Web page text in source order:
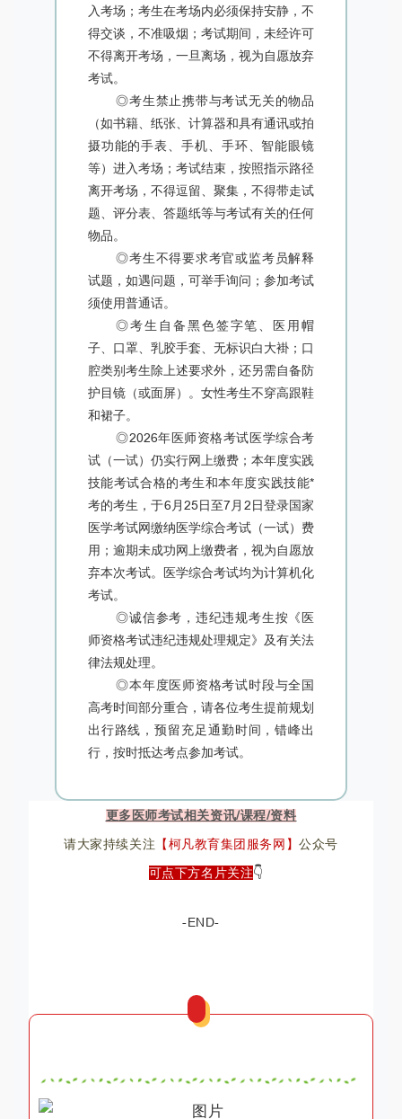
入考场；考生在考场内必须保持安静，不
得交谈，不准吸烟；考试期间，未经许可
不得离开考场，一旦离场，视为自愿放弃
考试。
◎考生禁止携带与考试无关的物品
（如书籍、纸张、计算器和具有通讯或拍
摄功能的手表、手机、手环、智能眼镜
等）进入考场；考试结束，按照指示路径
离开考场，不得逗留、聚集，不得带走试
题、评分表、答题纸等与考试有关的任何
物品。
◎考生不得要求考官或监考员解释
试题，如遇问题，可举手询问；参加考试
须使用普通话。
◎考生自备黑色签字笔、医用帽
子、口罩、乳胶手套、无标识白大褂；口
腔类别考生除上述要求外，还另需自备防
护目镜（或面屏）。女性考生不穿高跟鞋
和裙子。
◎2026年医师资格考试医学综合考
试（一试）仍实行网上缴费；本年度实践
技能考试合格的考生和本年度实践技能*
考的考生，于6月25日至7月2日登录国家
医学考试网缴纳医学综合考试（一试）费
用；逾期未成功网上缴费者，视为自愿放
弃本次考试。医学综合考试均为计算机化
考试。
◎诚信参考，违纪违规考生按《医
师资格考试违纪违规处理规定》及有关法
律法规处理。
◎本年度医师资格考试时段与全国
高考时间部分重合，请各位考生提前规划
出行路线，预留充足通勤时间，错峰出
行，按时抵达考点参加考试。
更多医师考试相关资讯/课程/资料
请大家持续关注 【柯凡教育集团服务网 】公众号
可点下方名片关注👇
-END-